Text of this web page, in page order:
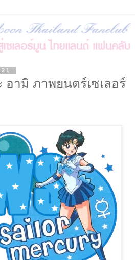
อามิ ภาพยนตร์เซเลอร์